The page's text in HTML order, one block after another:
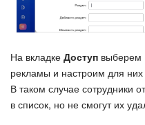
На вкладке Доступ выберем
рекламы и настроим для
В таком случае сотрудники
в список, но не смогут их